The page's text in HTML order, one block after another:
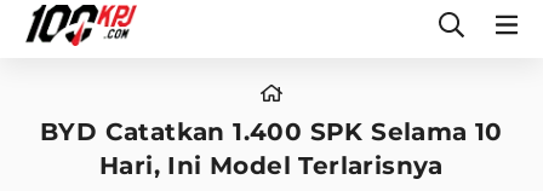
BYD Catatkan 1.400 SPK Selama 10
Hari, Ini Model Terlarisnya